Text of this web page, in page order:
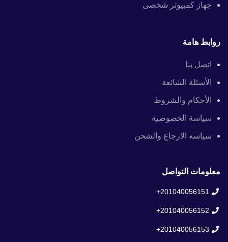
جهاز كمبيوتر شخصى
روابط هامة
اتصل بنا
الأسئلة الشائعة
الأحكام والشروط
سياسة الخصوصية
سياسه الارجاع والشحن
معلومات التواصل
201040056151+
201040056152+
201040056153+